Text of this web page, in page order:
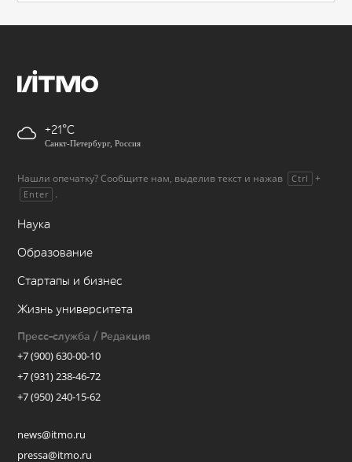
+21
Санкт-Петербург, Россия
Нашли опечатку? Сообщите нам, выделив текст и нажав Ctrl +
Enter .
Наука
Образование
Стартапы и бизнес
Жизнь университета
Пресс-служба / Редакция
+7 (900) 630-00-10
+7 (931) 238-46-72
+7 (950) 240-15-62
news@itmo.ru
pressa@itmo.ru